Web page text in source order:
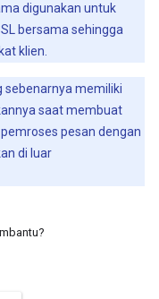
digunakan untuk
bersama sehingga
klien.
sebenarnya memiliki
saat membuat
pesan dengan
di luar